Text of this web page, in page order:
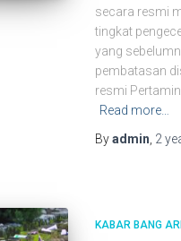
secara resmi
tingkat
yang
pembatasan
resmi
Read more…
Byadmin 2
KABAR BANG